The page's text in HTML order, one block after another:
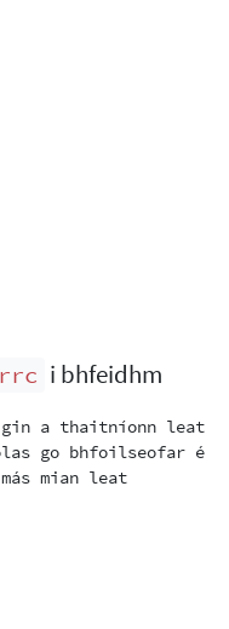
i bhfeidhm
a thaitníonn leat
go bhfoilseofar é
mian leat